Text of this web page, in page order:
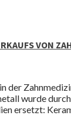
VON
der
wurde
ersetzt: